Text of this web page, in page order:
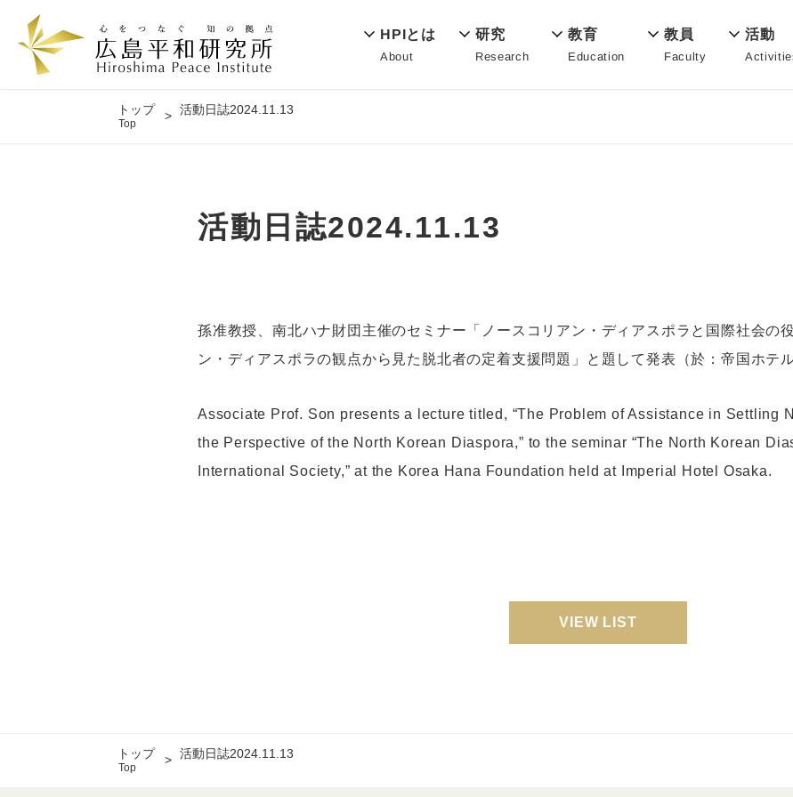
HPIとは
About
研究
Research
教育
Education
教員
Faculty
活動
トップ
Top
活動日誌2024.11.13
活動日誌2024.11.13
孫准教授、南北ハナ財団主催のセミナー「ノースコリアン・ディアスポラと国際社会の
ン・ディアスポラの観点から見た脱北者の定着支援問題」と題して発表（於：帝国ホテル
Associate Prof. Son presents a lecture titled, “The Problem of Assistance in Settling
the Perspective of the North Korean Diaspora,” to the seminar “The North Korean
International Society,” at the Korea Hana Foundation held at Imperial Hotel Osaka.
VIEW LIST
トップ
Top
活動日誌2024.11.13